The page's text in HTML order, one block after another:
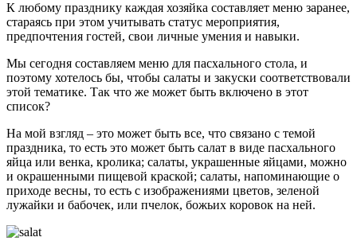
К любому празднику каждая хозяйка составляет меню заранее,
стараясь при этом учитывать статус мероприятия,
предпочтения гостей, свои личные умения и навыки.
Мы сегодня составляем меню для пасхального стола, и
поэтому хотелось бы, чтобы салаты и закуски соответствовали
этой тематике. Так что же может быть включено в этот
список?
На мой взгляд – это может быть все, что связано с темой
праздника, то есть это может быть салат в виде пасхального
яйца или венка, кролика; салаты, украшенные яйцами, можно
и окрашенными пищевой краской; салаты, напоминающие о
приходе весны, то есть с изображениями цветов, зеленой
лужайки и бабочек, или пчелок, божьих коровок на ней.